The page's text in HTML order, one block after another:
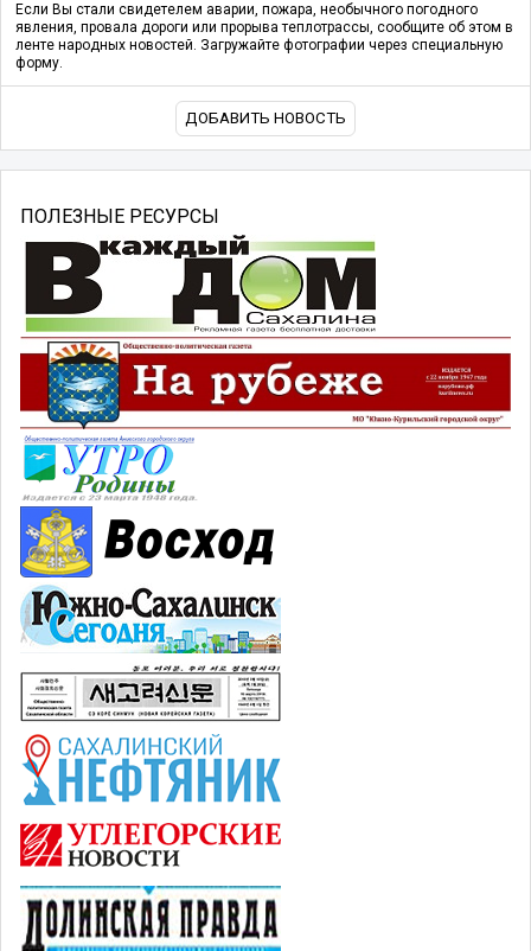
Если Вы стали свидетелем аварии, пожара, необычного погодного
явления, провала дороги или прорыва теплотрассы, сообщите об этом в
ленте народных новостей. Загружайте фотографии через специальную
форму.
ДОБАВИТЬ НОВОСТЬ
ПОЛЕЗНЫЕ РЕСУРСЫ